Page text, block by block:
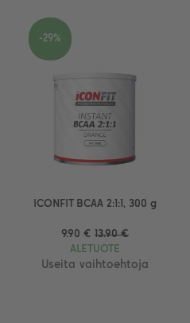
ICONFIT BCAA 2:1:1, 300 g
9.90 € 13.90 €
ALETUOTE
Useita vaihtoehtoja
-29%